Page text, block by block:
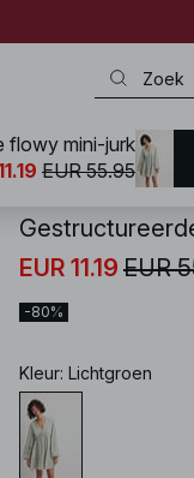
NA-KD / Jurken / Mini-
EUR 11.19 EUR
-80%
Kleur: Lichtgroen
flowy mini-jurk
EUR 55.95